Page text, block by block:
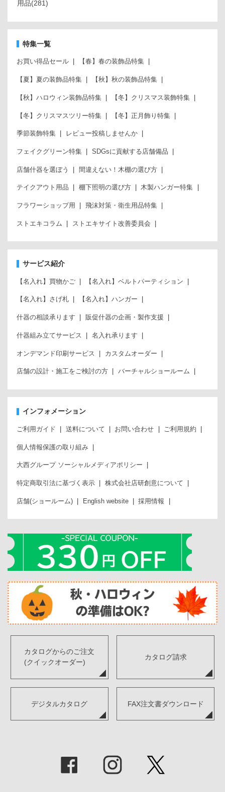
用品(281)
特集一覧
お買い得品セール 【春】春の装飾品特集
【夏】夏の装飾品特集 【秋】秋の装飾品特集
【秋】ハロウィン装飾品特集 【冬】クリスマス装飾特集
【冬】クリスマスツリー特集 【冬】正月飾り特集
季節装飾特集 レビュー投稿しませんか
フェイクグリーン特集 SDGsに貢献する店舗備品
店舗什器を選ぼう 間違えない！木棚の選び方
テイクアウト用品 棚下照明の選び方 木製ハンガー特集
フラワーショップ用 飛沫対策・衛生用品特集
ストエキコラム ストエキサイト改善委員会
サービス紹介
【名入れ】買物かご 【名入れ】ベルトパーティション
【名入れ】さげ札 【名入れ】ハンガー
什器の相談承ります 販促什器の企画・製作支援
什器組み立てサービス 名入れ承ります
オンデマンド印刷サービス カスタムオーダー
店舗の設計・施工をご検討の方 バーチャルショールーム
インフォメーション
ご利用ガイド 送料について お問い合わせ ご利用規約
個人情報保護の取り組み
大西グループ ソーシャルメディアポリシー
特定商取引法に基づく表示 株式会社店研創意について
店舗(ショールーム) English website 採用情報
カタログからのご注文
(クイックオーダー)
カタログ請求
デジタルカタログ FAX注文書ダウンロード